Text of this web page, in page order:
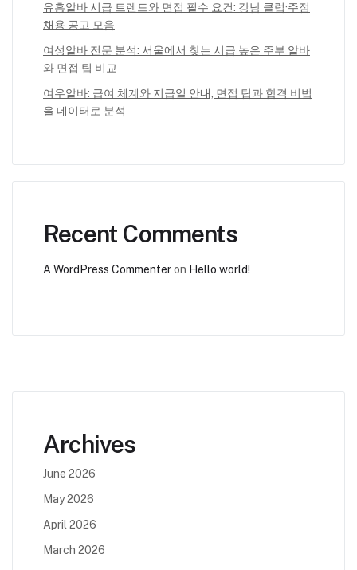
유흥알바 시급 트렌드와 면접 필수 요건: 강남 클럽·주점
채용 공고 모음
여성알바 전문 분석: 서울에서 찾는 시급 높은 주부 알바
와 면접 팁 비교
여우알바: 급여 체계와 지급일 안내, 면접 팁과 합격 비법
을 데이터로 분석
Recent Comments
A WordPress Commenteron Hello world!
Archives
June 2026
May 2026
April 2026
March 2026